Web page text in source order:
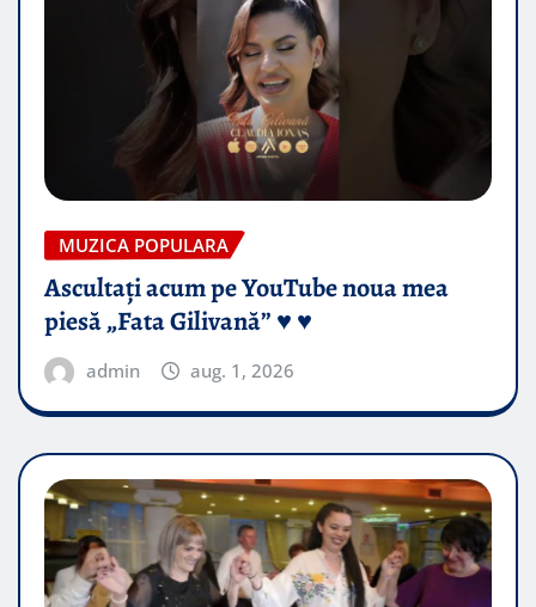
MUZICA POPULARA
Ascultați acum pe YouTube noua mea
piesă „Fata Gilivană” ♥️ ♥️
admin aug. 1, 2026